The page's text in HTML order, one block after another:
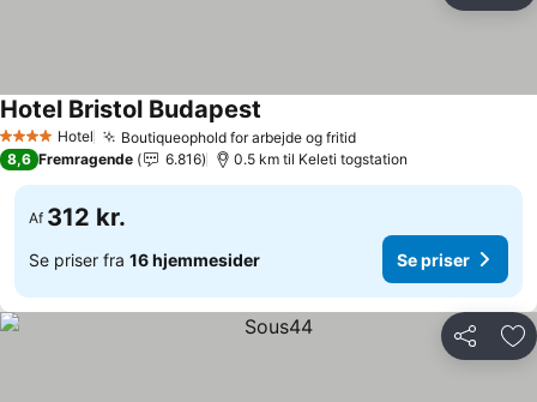
4 StjernerHotel Boutiqueophold for arbejde og fritid
Hotel Bristol Budapest
8,6 Fremragende 6.816 0.5 km til Keleti togstation
Af 312 kr.
Se priser fra 16 hjemmesider Se priser
Del